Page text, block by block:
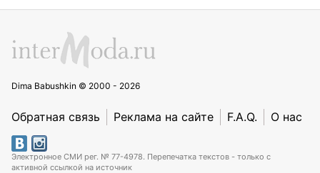
Dima Babushkin © 2000 - 2026
Обратная связь Реклама на сайте F.A.Q. О нас
Электронное СМИ рег. № 77-4978. Перепечатка текстов - только с
активной ссылкой на источник